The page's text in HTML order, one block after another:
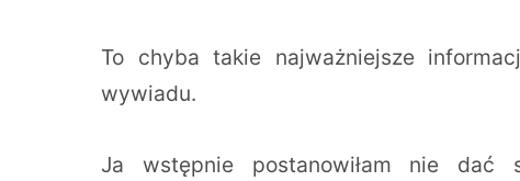
To chyba takie najważniejsze
wywiadu.
Ja wstępnie postanowiłam nie